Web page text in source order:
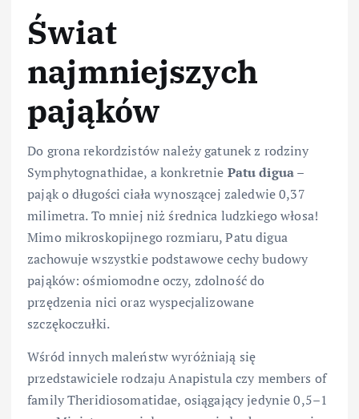
Świat
najmniejszych
pająków
Do grona rekordzistów należy gatunek z rodziny
Symphytognathidae, a konkretnie Patu digua–
pająk o długości ciała wynoszącej zaledwie 0,37
milimetra. To mniej niż średnica ludzkiego włosa!
Mimo mikroskopijnego rozmiaru, Patu digua
zachowuje wszystkie podstawowe cechy budowy
pająków: ośmiomodne oczy, zdolność do
przędzenia nici oraz wyspecjalizowane
szczękoczułki.
Wśród innych maleństw wyróżniają się
przedstawiciele rodzaju Anapistula czy members of
family Theridiosomatidae, osiągający jedynie 0,5–1